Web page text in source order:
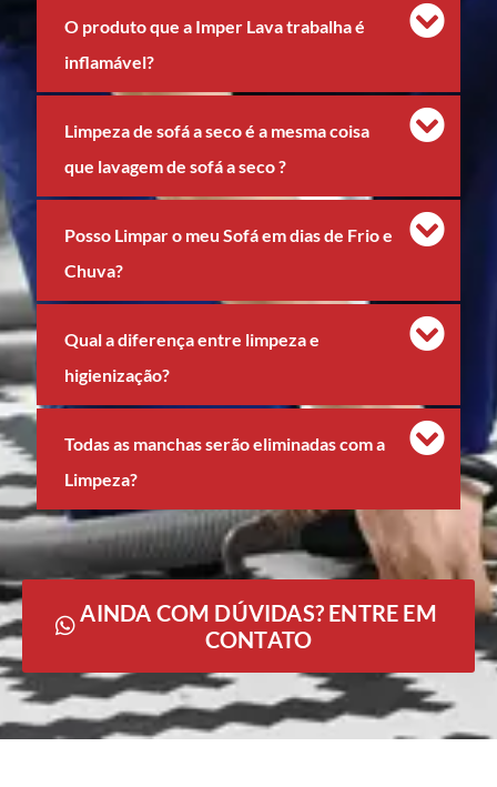
O produto que a Imper Lava trabalha é
inflamável?
Limpeza de sofá a seco é a mesma coisa
que lavagem de sofá a seco ?
Posso Limpar o meu Sofá em dias de Frio e
Chuva?
Qual a diferença entre limpeza e
higienização?
Todas as manchas serão eliminadas com a
Limpeza?
AINDA COM DÚVIDAS? ENTRE EM
CONTATO